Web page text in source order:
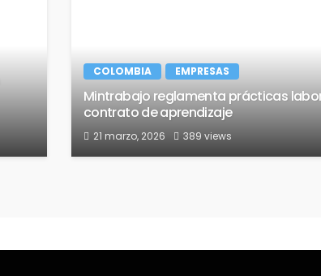
COLOMBIA EMPRESAS
Mintrabajo reglamenta prácticas
contrato de aprendizaje
21 marzo, 2026 389 views